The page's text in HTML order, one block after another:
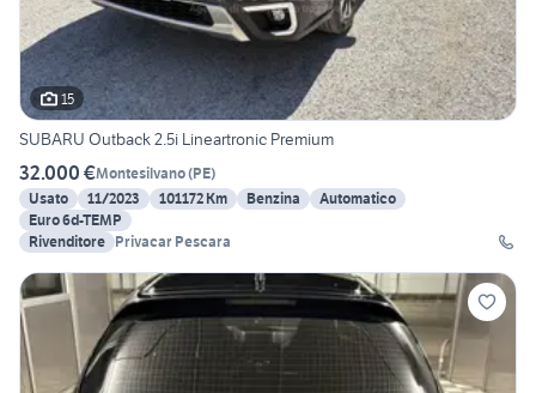
15
SUBARU Outback 2.5i Lineartronic Premium
32.000 €Montesilvano(PE)
Usato
11/2023 101172 Km Benzina
Automatico
Euro 6d-TEMP
Rivenditore Privacar Pescara